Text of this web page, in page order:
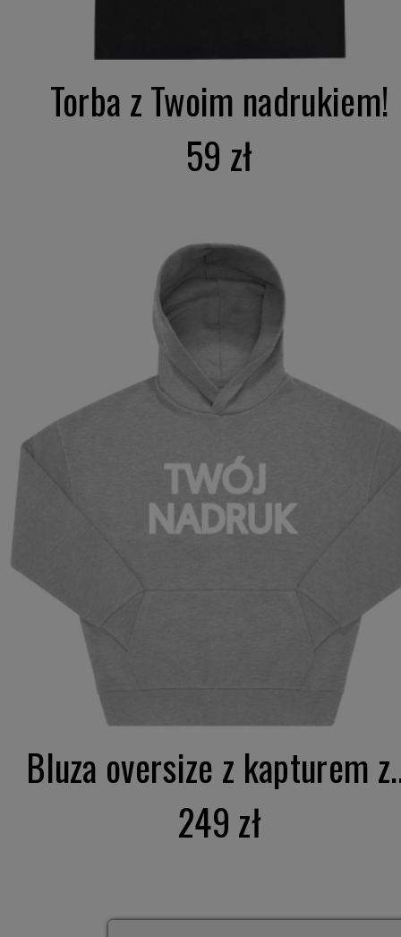
Torba z Twoim nadrukiem!
59 zł
Bluza oversize z kapturem
249 zł